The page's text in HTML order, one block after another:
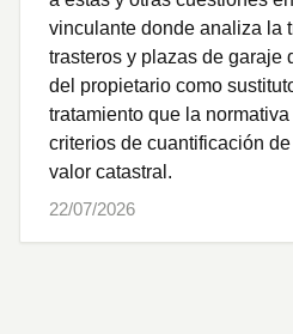
vinculante donde analiza la
trasteros y plazas de garaje
del propietario como
tratamiento que la
criterios de cuantificación
valor catastral.
22/07/2026